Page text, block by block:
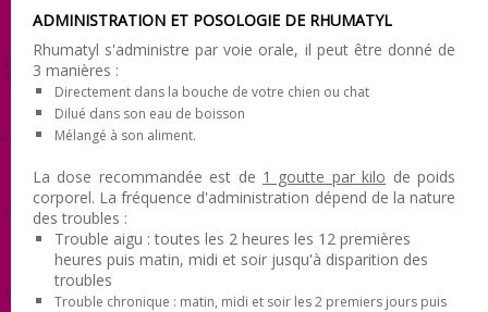
ADMINISTRATION ET POSOLOGIE DE RHUMATYL
Rhumatyl s'administre par voie orale, il peut être donné de
3 manières :
Directement dans la bouche de votre chien ou chat
Dilué dans son eau de boisson
Mélangé à son aliment.
La dose recommandée est de 1 goutte par kilo de poids
corporel. La fréquence d'administration dépend de la nature
des troubles :
Trouble aigu : toutes les 2 heures les 12 premières
heures puis matin, midi et soir jusqu'à disparition des
troubles
Trouble chronique : matin, midi et soir les 2 premiers jours puis